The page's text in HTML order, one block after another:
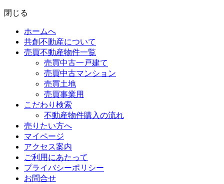
閉じる
ホームへ
共創不動産について
売買不動産物件一覧
売買中古一戸建て
売買中古マンション
売買土地
売買事業用
こだわり検索
不動産物件購入の流れ
売りたい方へ
マイページ
アクセス案内
ご利用にあたって
プライバシーポリシー
お問合せ